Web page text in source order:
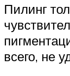
Пилинг
всего, не